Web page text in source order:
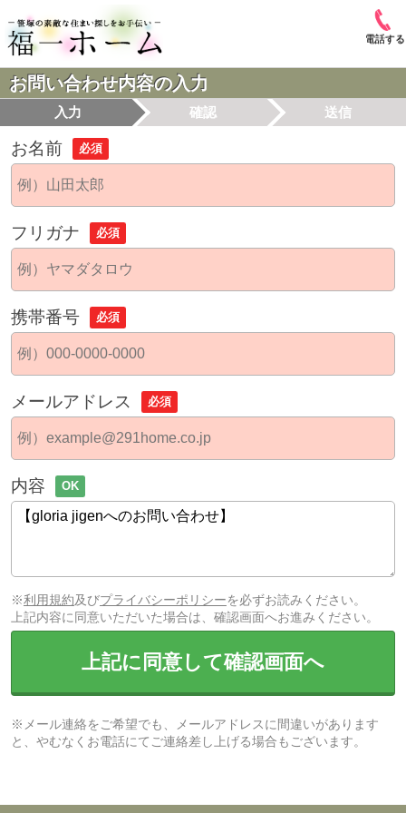
電話する
お問い合わせ内容の入力
入力 確認 送信
お名前 必須
フリガナ 必須
携帯番号 必須
メールアドレス 必須
内容 OK
※利用規約及びプライバシーポリシーを必ずお読みください。
上記内容に同意いただいた場合は、確認画面へお進みください。
上記に同意して確認画面へ
※メール連絡をご希望でも、メールアドレスに間違いがあります
と、やむなくお電話にてご連絡差し上げる場合もございます。